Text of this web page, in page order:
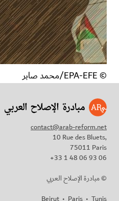
© EPA-EFE/محمد صابر
contact@arab-reform.net
10 Rue des Bluets,
75011 Paris
+33 1 48 06 93 06
مبادرة الإصلاح العربي ©